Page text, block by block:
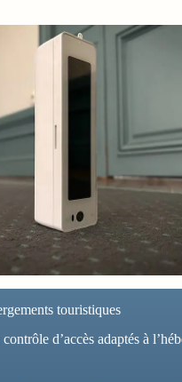
touristiques
d’accès adaptés à